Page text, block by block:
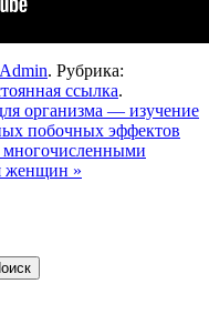
Admin. Рубрика:
ссылка.
организма — изучение
побочных эффектов
многочисленными
женщин »